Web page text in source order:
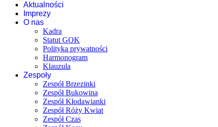
Aktualności
Imprezy
O nas
Kadra
Statut GOK
Polityka prywatności
Harmonogram
Klauzula
Zespoły
Zespół Brzezinki
Zespół Bukowina
Zespół Kłodawianki
Zespół Róży Kwiat
Zespół Czas